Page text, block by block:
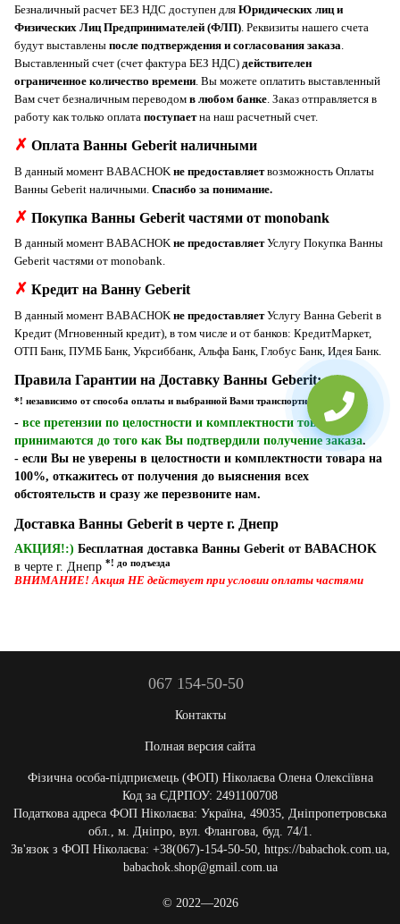
Безналичный расчет БЕЗ НДС доступен для Юридических лиц и
Физических Лиц Предпринимателей (ФЛП). Реквизиты нашего счета
будут выставлены после подтверждения и согласования заказа.
Выставленный счет (счет фактура БЕЗ НДС) действителен
ограниченное количество времени. Вы можете оплатить выставленный
Вам счет безналичным переводом в любом банке. Заказ отправляется в
работу как только оплата поступаетна наш расчетный счет.
✗ Оплата Ванны Geberit наличными
В данный момент BABACHOK не предоставляетвозможность Оплаты
Ванны Geberit наличными. Спасибо за понимание.
✗ Покупка Ванны Geberit частями от monobank
В данный момент BABACHOK не предоставляетУслугу Покупка Ванны
Geberit частями от monobank.
✗ Кредит на Ванну Geberit
В данный момент BABACHOK не предоставляетУслугу Ванна Geberit в
Кредит (Мгновенный кредит), в том числе и от банков: КредитМаркет,
ОТП Банк, ПУМБ Банк, Укрсиббанк, Альфа Банк, Глобус Банк, Идея Банк.
Правила Гарантии на Доставку Ванны Geberit:
*! независимо от способа оплаты и выбранной Вами транспортной компании
- все претензии по целостности и комплектности товара
принимаются до того как Вы подтвердили получение заказа.
- если Вы не уверены в целостности и комплектности товара на
100%, откажитесь от получения до выяснения всех
обстоятельств и сразу же перезвоните нам.
Доставка Ванны Geberit в черте г. Днепр
АКЦИЯ!:) Бесплатная доставка Ванны Geberit от BABACHOK
в черте г. Днепр *! до подъезда
ВНИМАНИЕ! Акция НЕ действует при условии оплаты частями
067 154-50-50
Контакты
Полная версия сайта
Фізична особа-підприємець (ФОП) Ніколаєва Олена Олексіївна
Код за ЄДРПОУ: 2491100708
Податкова адреса ФОП Ніколаєва: Україна, 49035, Дніпропетровська
обл., м. Дніпро, вул. Флангова, буд. 74/1.
Зв'язок з ФОП Ніколаєва: +38(067)-154-50-50, https://babachok.com.ua,
babachok.shop@gmail.com.ua
© 2022—2026